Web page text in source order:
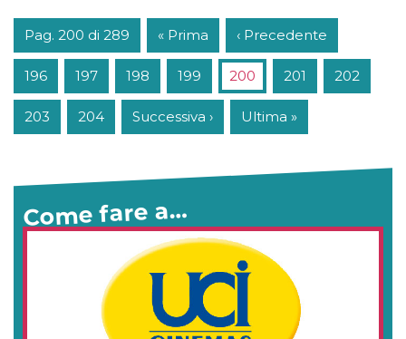
Pag. 200 di 289 « Prima ‹ Precedente
196 197 198 199 200 201 202
203 204 Successiva › Ultima »
Come fare a…